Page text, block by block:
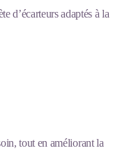
d’écarteurs adaptés à la
tout en améliorant la